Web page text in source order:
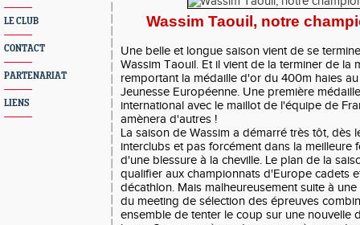
LE CLUB
CONTACT
PARTENARIAT
LIENS
Wassim Taouil, notre
Une belle et longue saison vient de se
Wassim Taouil. Et il vient de la terminer de la
remportant la médaille d'or du 400m haies
Jeunesse Européenne. Une première
international avec le maillot de l'équipe de
amènera d'autres !
La saison de Wassim a démarré très tôt, dès
interclubs et pas forcément dans la meilleure
d'une blessure à la cheville. Le plan de la
qualifier aux championnats d'Europe cadets
décathlon. Mais malheureusement suite à
du meeting de sélection des épreuves
ensemble de tenter le coup sur une nouvelle